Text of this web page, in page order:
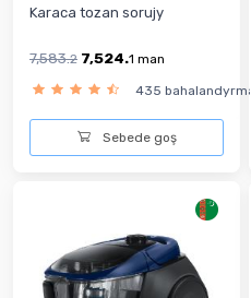
Karaca tozan sorujy
7,583.2 7,524.1 man
435 bahalandyrma
Sebede goş